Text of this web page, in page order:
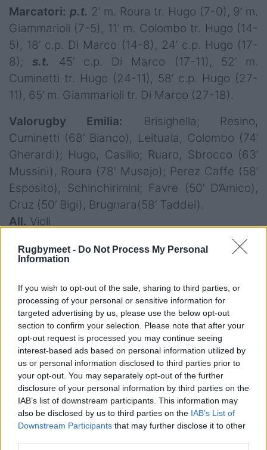
Rugbymeet - Do Not Process My Personal
Information
If you wish to opt-out of the sale, sharing to third parties, or
processing of your personal or sensitive information for
targeted advertising by us, please use the below opt-out
section to confirm your selection. Please note that after your
opt-out request is processed you may continue seeing
interest-based ads based on personal information utilized by
us or personal information disclosed to third parties prior to
your opt-out. You may separately opt-out of the further
disclosure of your personal information by third parties on the
IAB’s list of downstream participants. This information may
also be disclosed by us to third parties on the IAB’s List of
Downstream Participants that may further disclose it to other
Marcatori: p.t. 2’ m. Roura tr. Hugo (7-0), 9’ m.
Giammarioli (7-5), 11’ m. Colombo tr. Hugo (14-
5), 18’ c.p. Di Marco (14-8), 24’ c.p. Hugo (17-
8); s.t.
45’ c.p. Di Marco (17-11), 52’ m.
Cuminetti tr. Hugo (24-11), 58’ c.p. Hugo (27-
11), 65’ m. Giammarioli tr. Di Marco (27-18).
Valorugby Emilia:
Brisighella; Resino,
Cuminetti (68’ Bianco), Leituala, Colombo (74’
Gherardi); Hugo, Casilio; Ruaro, Sbrocco (63’
Mussini), Roura (78’ Musajo); Perez Caffe (58’
Esposito), Schinchirimini; Favre (50’ D’Amico),
Cruz (50’ Bigi), Brugnara(58’ Taddei).
All. Violi
Fiamme Oro Rugby:Canna; Sodo Migliori (68’
De Marchi), Fusari A., Vaccari(61’ Fusari F.),
Gambarelli); Giammarioli, Bellucci (26’-34’
Carnio)(50’ Drudi), Andreani; Angelone, Stojan
(58’ Pisicchio); Morosi (70’ Carnio), Di Censi
(53’ Corvasce), Fiorentini (69’ Bartolini).
All.Forcucci
Arb.:Favaro
AA1Meschini,AA2Luzza
Quarto Uomo:Sergi
Cartellini: al 24’ giallo a Morosi (Fiamme Oro)